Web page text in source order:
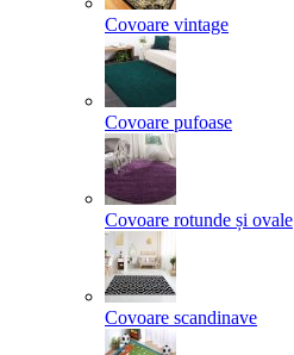
Covoare vintage
Covoare pufoase
Covoare rotunde și ovale
Covoare scandinave